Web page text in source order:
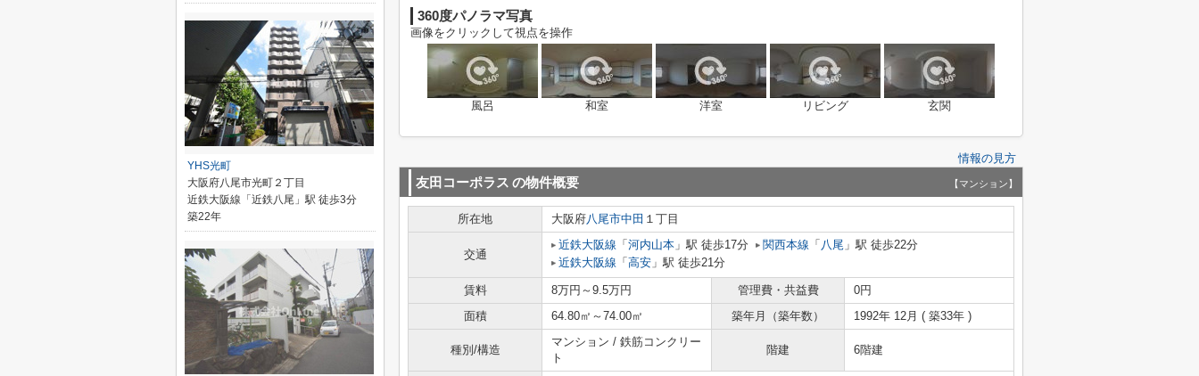
360度パノラマ写真
画像をクリックして視点を操作
風呂 和室 洋室 リビング 玄関
情報の見方
友田コーポラス の物件概要 【マンション】
所在地 大阪府八尾市中田 １丁目
交通
近鉄大阪線 「 河内山本 」駅 徒歩17分 関西本線 「 八尾 」駅 徒歩22分
近鉄大阪線 「 高安 」駅 徒歩21分
賃料 8万円～9.5万円 管理費・共益費
0円
面積
64.80㎡～74.00㎡ 築年月（築年数） 1992年 12月 ( 築33年 )
種別/構造
マンション / 鉄筋コンクリー
ト
階建 6階建
YHS光町
大阪府八尾市光町２丁目
近鉄大阪線「近鉄八尾」駅 徒歩3分
築22年